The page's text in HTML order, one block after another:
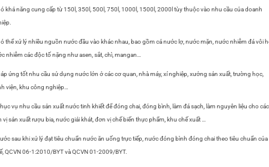
khả năng cung cấp từ 150l, 350l, 500l, 750l, 1000l, 1500l, 2000l tùy thuộc vào nhu cầu của doanh
thể xử lý nhiều nguồn nước đầu vào khác nhau, bao gồm cả nước lợ, nước mặn, nước nhiễm đá vôi
nhiễm các độc tố nặng như asen, sắt, chì, mangan…
ứng tốt nhu cầu sử dụng nước lớn ở các cơ quan, nhà máy, xí nghiệp, xưởng sản xuất, trường học,
viện, khu công nghiệp…
vụ nhu cầu sản xuất nước tinh khiết để đóng chai, đóng bình, làm đá sạch, làm nguyên liệu cho các
vị sản xuất rượu bia, nước giải khát, đơn vị chế biến thực phẩm, khu chế xuất …
sau khi xử lý đạt tiêu chuẩn nước ăn uống trực tiếp, nước đóng bình đóng chai theo tiêu chuẩn của
QCVN 06-1:2010/BYT và QCVN 01-2009/BYT.